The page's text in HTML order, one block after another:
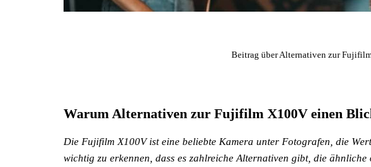
Beitrag über Alternativen zur
Warum Alternativen zur Fujifilm X100V einen
Die Fujifilm X100V ist eine beliebte Kamera unter Fotografen, die
wichtig zu erkennen, dass es zahlreiche Alternativen gibt, die